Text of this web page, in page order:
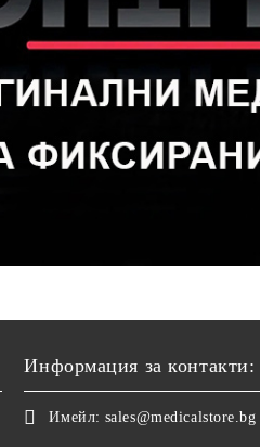
Информация за контакти:
Имейл: sales@medicalstore.bg